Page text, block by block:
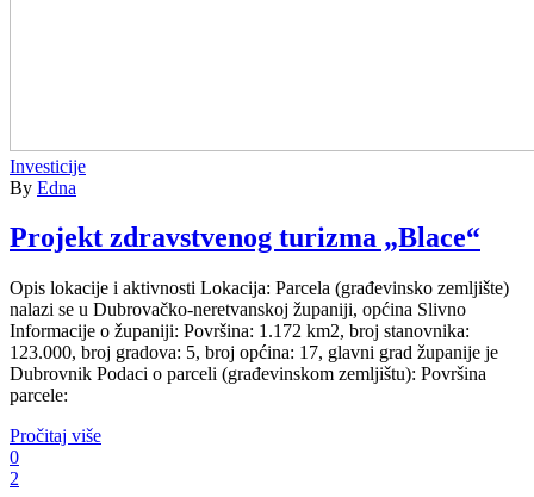
Investicije
By Edna
Projekt zdravstvenog turizma „Blace“
Opis lokacije i aktivnosti Lokacija: Parcela (građevinsko zemljište)
nalazi se u Dubrovačko-neretvanskoj županiji, općina Slivno
Informacije o županiji: Površina: 1.172 km2, broj stanovnika:
123.000, broj gradova: 5, broj općina: 17, glavni grad županije je
Dubrovnik Podaci o parceli (građevinskom zemljištu): Površina
parcele:
Pročitaj više
0
2